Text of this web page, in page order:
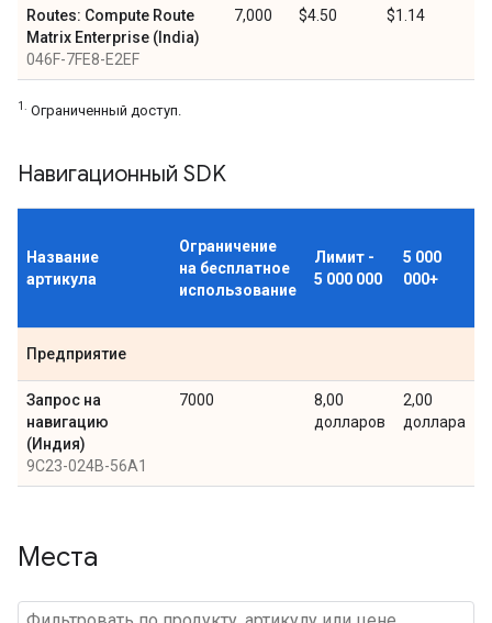
Routes: Compute Route
Matrix Enterprise (India)
046F-7FE8-E2EF
7,000 $4.50 $1.14
1. Ограниченный доступ.
Навигационный SDK
Название
артикула
Ограничение
на бесплатное
использование
Лимит -
5 000 000
5 000
000+
Предприятие
Запрос на
навигацию
(Индия)
9C23-024B-56A1
7000
8,00
долларов
2,00
доллара
Места